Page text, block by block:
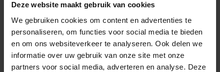
Deze website maakt gebruik van cookies
We gebruiken cookies om content en advertenties te
personaliseren, om functies voor social media te bieden
en om ons websiteverkeer te analyseren. Ook delen we
informatie over uw gebruik van onze site met onze
partners voor social media, adverteren en analyse. Deze
Delen
ControlsZoomRoteren